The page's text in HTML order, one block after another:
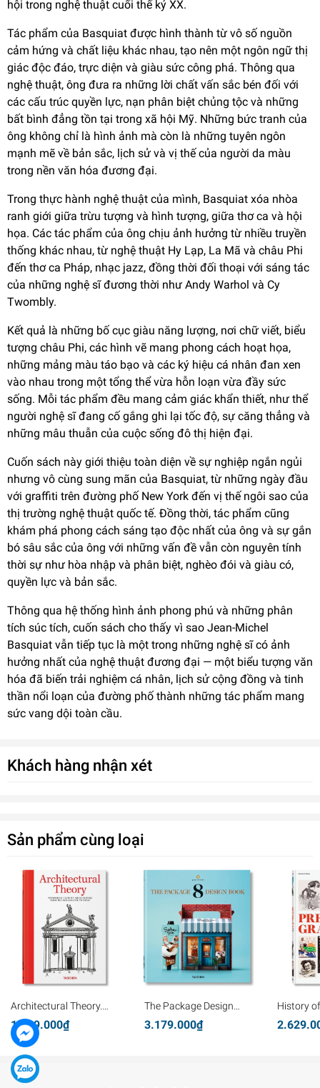
hội trong nghệ thuật cuối thế kỷ XX.
Tác phẩm của Basquiat được hình thành từ vô số nguồn
cảm hứng và chất liệu khác nhau, tạo nên một ngôn ngữ thị
giác độc đáo, trực diện và giàu sức công phá. Thông qua
nghệ thuật, ông đưa ra những lời chất vấn sắc bén đối với
các cấu trúc quyền lực, nạn phân biệt chủng tộc và những
bất bình đẳng tồn tại trong xã hội Mỹ. Những bức tranh của
ông không chỉ là hình ảnh mà còn là những tuyên ngôn
mạnh mẽ về bản sắc, lịch sử và vị thế của người da màu
trong nền văn hóa đương đại.
Trong thực hành nghệ thuật của mình, Basquiat xóa nhòa
ranh giới giữa trừu tượng và hình tượng, giữa thơ ca và hội
họa. Các tác phẩm của ông chịu ảnh hưởng từ nhiều truyền
thống khác nhau, từ nghệ thuật Hy Lạp, La Mã và châu Phi
đến thơ ca Pháp, nhạc jazz, đồng thời đối thoại với sáng tác
của những nghệ sĩ đương thời như Andy Warhol và Cy
Twombly.
Kết quả là những bố cục giàu năng lượng, nơi chữ viết, biểu
tượng châu Phi, các hình vẽ mang phong cách hoạt họa,
những mảng màu táo bạo và các ký hiệu cá nhân đan xen
vào nhau trong một tổng thể vừa hỗn loạn vừa đầy sức
sống. Mỗi tác phẩm đều mang cảm giác khẩn thiết, như thể
người nghệ sĩ đang cố gắng ghi lại tốc độ, sự căng thẳng và
những mâu thuẫn của cuộc sống đô thị hiện đại.
Cuốn sách này giới thiệu toàn diện về sự nghiệp ngắn ngủi
nhưng vô cùng sung mãn của Basquiat, từ những ngày đầu
với graffiti trên đường phố New York đến vị thế ngôi sao của
thị trường nghệ thuật quốc tế. Đồng thời, tác phẩm cũng
khám phá phong cách sáng tạo độc nhất của ông và sự gắn
bó sâu sắc của ông với những vấn đề vẫn còn nguyên tính
thời sự như hòa nhập và phân biệt, nghèo đói và giàu có,
quyền lực và bản sắc.
Thông qua hệ thống hình ảnh phong phú và những phân
tích súc tích, cuốn sách cho thấy vì sao Jean-Michel
Basquiat vẫn tiếp tục là một trong những nghệ sĩ có ảnh
hưởng nhất của nghệ thuật đương đại — một biểu tượng văn
hóa đã biến trải nghiệm cá nhân, lịch sử cộng đồng và tinh
thần nổi loạn của đường phố thành những tác phẩm mang
sức vang dội toàn cầu.
Khách hàng nhận xét
Sản phẩm cùng loại
Architectural Theory.
Pioneering Texts on
Architecture from the
Renaissance to Today
1.339.000₫
The Package Design
Book 8
3.179.000₫
History